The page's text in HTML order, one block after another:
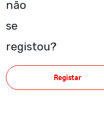
não
se
registou?
Registar